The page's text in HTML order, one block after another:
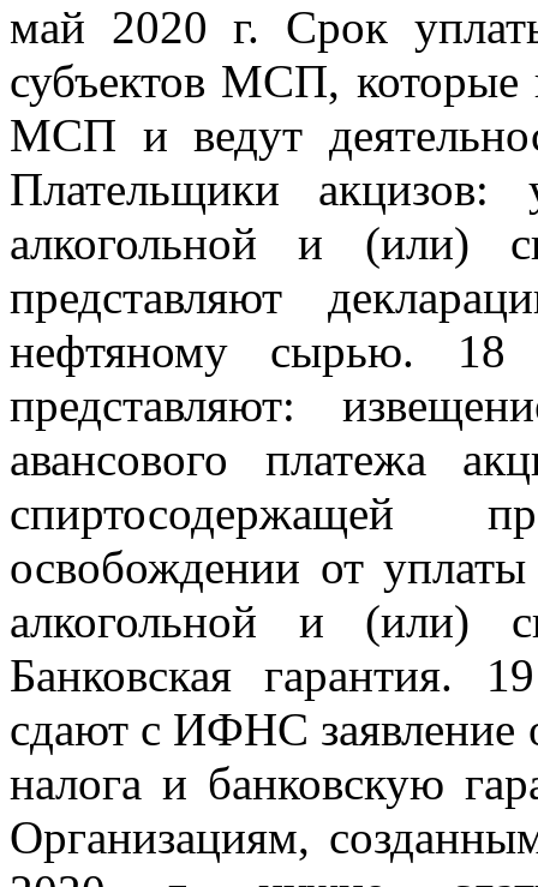
май 2020 г. Срок
субъектов МСП, которые
МСП и ведут
Плательщики акцизов:
алкогольной и (или)
представляют
нефтяному сырью. 18
представляют:
авансового платежа
спиртосодержащей
освобождении от
алкогольной и (или)
Банковская гарантия.
сдают с ИФНС заявление
налога и банковскую
Организациям,